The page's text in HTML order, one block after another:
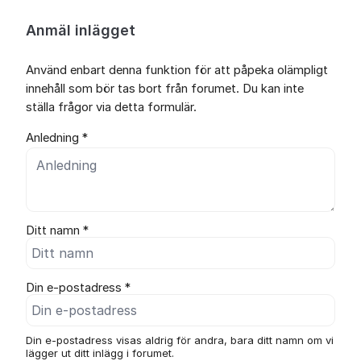
Anmäl inlägget
Använd enbart denna funktion för att påpeka olämpligt
innehåll som bör tas bort från forumet. Du kan inte
ställa frågor via detta formulär.
Anledning *
Ditt namn *
Din e-postadress *
Din e-postadress visas aldrig för andra, bara ditt namn om vi
lägger ut ditt inlägg i forumet.